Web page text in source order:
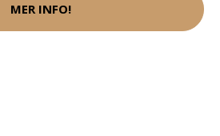
MER INFO!